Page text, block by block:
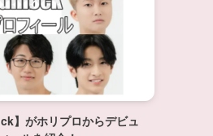
】がホリプロからデビュ